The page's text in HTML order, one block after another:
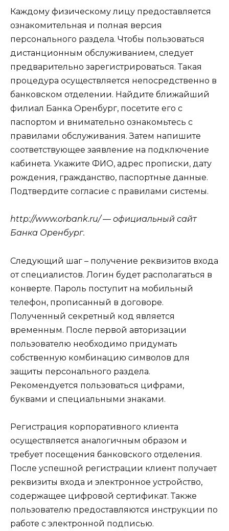
Каждому физическому лицу предоставляется
ознакомительная и полная версия
персонального раздела. Чтобы пользоваться
дистанционным обслуживанием, следует
предварительно зарегистрироваться. Такая
процедура осуществляется непосредственно в
банковском отделении. Найдите ближайший
филиал Банка Оренбург, посетите его с
паспортом и внимательно ознакомьтесь с
правилами обслуживания. Затем напишите
соответствующее заявление на подключение
кабинета. Укажите ФИО, адрес прописки, дату
рождения, гражданство, паспортные данные.
Подтвердите согласие с правилами системы.
http://www.orbank.ru/ — официальный сайт
Банка Оренбург.
Следующий шаг – получение реквизитов входа
от специалистов. Логин будет располагаться в
конверте. Пароль поступит на мобильный
телефон, прописанный в договоре.
Полученный секретный код является
временным. После первой авторизации
пользователю необходимо придумать
собственную комбинацию символов для
защиты персонального раздела.
Рекомендуется пользоваться цифрами,
буквами и специальными знаками.
Регистрация корпоративного клиента
осуществляется аналогичным образом и
требует посещения банковского отделения.
После успешной регистрации клиент получает
реквизиты входа и электронное устройство,
содержащее цифровой сертификат. Также
пользователю предоставляются инструкции по
работе с электронной подписью.